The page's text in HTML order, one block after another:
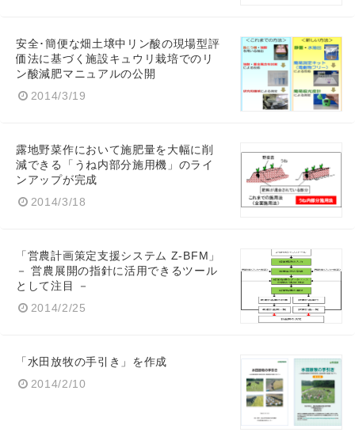
安全･簡便な畑土壌中リン酸の現場型評
価法に基づく施設キュウリ栽培でのリ
ン酸減肥マニュアルの公開
2014/3/19
露地野菜作において施肥量を大幅に削
減できる「うね内部分施用機」のライ
ンアップが完成
2014/3/18
「営農計画策定支援システム Z-BFM」
－ 営農展開の指針に活用できるツール
として注目 －
2014/2/25
「水田放牧の手引き」を作成
2014/2/10